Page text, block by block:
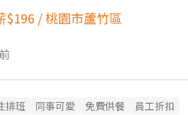
$196 /桃園市蘆竹區
排班 同事可愛 免費供餐 員工折扣